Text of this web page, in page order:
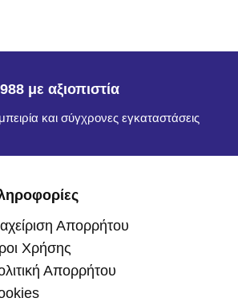
με αξιοπιστία
και σύγχρονες εγκαταστάσεις
Απορρήτου
Χρήσης
Απορρήτου